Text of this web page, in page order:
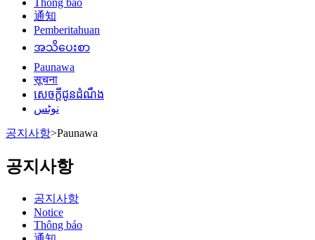
通知
Pemberitahuan
အသိပေးစာ
Paunawa
सूचना
សេចក្តីជូនដំណឹង
نوٹس
공지사항>Paunawa
공지사항
공지사항
Notice
Thông báo